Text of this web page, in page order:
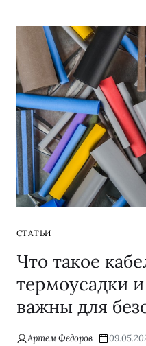
СТАТЬИ
Что такое
термоусадки
важны для
Артем Федоров